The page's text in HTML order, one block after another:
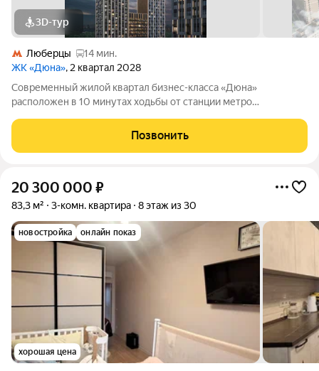
3D-тур
Люберцы
14 мин.
ЖК «Дюна», 2 квартал 2028
Современный жилой квартал бизнес-класса «Дюна»
расположен в 10 минутах ходьбы от станции метро
Дзержинского шоссе. Квартал находится в районе с развитой
инфраструктурой: в непосредственной
Позвонить
20 300 000 ₽
83,3 м² 3-комн. квартира 8 этаж из 30
новостройка онлайн показ
хорошая цена